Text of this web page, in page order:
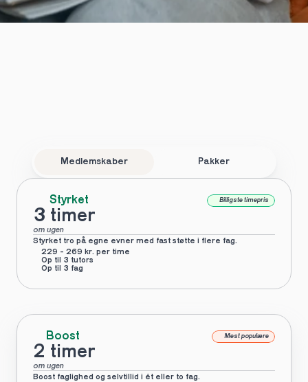
Medlemskaber Pakker
Styrket Billigste timepris
3 timer
om ugen
Styrket tro på egne evner med fast støtte i flere fag.
229 - 269 kr. per time
Op til 3 tutors
Op til 3 fag
Boost Mest populære
2 timer
om ugen
Boost faglighed og selvtillid i ét eller to fag.